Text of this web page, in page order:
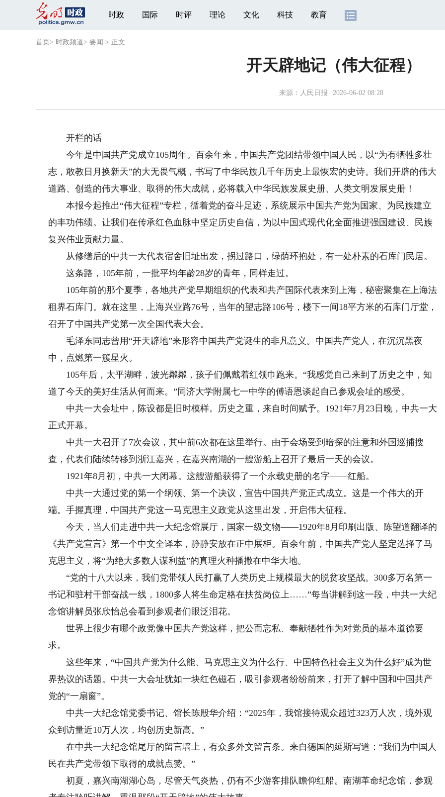
时政 国际 时评 理论 文化 科技 教育
首页 > 时政频道> 要闻 > 正文
开天辟地记（伟大征程）
来源： 人民日报 2026-06-02 08:28
开栏的话
今年是中国共产党成立105周年。百余年来，中国共产党团结带领中国人民，以“为有牺牲多壮
志，敢教日月换新天”的大无畏气概，书写了中华民族几千年历史上最恢宏的史诗。我们开辟的伟大
道路、创造的伟大事业、取得的伟大成就，必将载入中华民族发展史册、人类文明发展史册！
本报今起推出“伟大征程”专栏，循着党的奋斗足迹，系统展示中国共产党为国家、为民族建立
的丰功伟绩。让我们在传承红色血脉中坚定历史自信，为以中国式现代化全面推进强国建设、民族
复兴伟业贡献力量。
从修缮后的中共一大代表宿舍旧址出发，拐过路口，绿荫环抱处，有一处朴素的石库门民居。
这条路，105年前，一批平均年龄28岁的青年，同样走过。
105年前的那个夏季，各地共产党早期组织的代表和共产国际代表来到上海，秘密聚集在上海法
租界石库门。就在这里，上海兴业路76号，当年的望志路106号，楼下一间18平方米的石库门厅堂，
召开了中国共产党第一次全国代表大会。
毛泽东同志曾用“开天辟地”来形容中国共产党诞生的非凡意义。中国共产党人，在沉沉黑夜
中，点燃第一簇星火。
105年后，太平湖畔，波光粼粼，孩子们佩戴着红领巾跑来。“我感觉自己来到了历史之中，知
道了今天的美好生活从何而来。”同济大学附属七一中学的傅语恩谈起自己参观会址的感受。
中共一大会址中，陈设都是旧时模样。历史之重，来自时间赋予。1921年7月23日晚，中共一大
正式开幕。
中共一大召开了7次会议，其中前6次都在这里举行。由于会场受到暗探的注意和外国巡捕搜
查，代表们陆续转移到浙江嘉兴，在嘉兴南湖的一艘游船上召开了最后一天的会议。
1921年8月初，中共一大闭幕。这艘游船获得了一个永载史册的名字——红船。
中共一大通过党的第一个纲领、第一个决议，宣告中国共产党正式成立。这是一个伟大的开
端。手握真理，中国共产党这一马克思主义政党从这里出发，开启伟大征程。
今天，当人们走进中共一大纪念馆展厅，国家一级文物——1920年8月印刷出版、陈望道翻译的
《共产党宣言》第一个中文全译本，静静安放在正中展柜。百余年前，中国共产党人坚定选择了马
克思主义，将“为绝大多数人谋利益”的真理火种播撒在中华大地。
“党的十八大以来，我们党带领人民打赢了人类历史上规模最大的脱贫攻坚战。300多万名第一
书记和驻村干部奋战一线，1800多人将生命定格在扶贫岗位上……”每当讲解到这一段，中共一大纪
念馆讲解员张欣怡总会看到参观者们眼泛泪花。
世界上很少有哪个政党像中国共产党这样，把公而忘私、奉献牺牲作为对党员的基本道德要
求。
这些年来，“中国共产党为什么能、马克思主义为什么行、中国特色社会主义为什么好”成为世
界热议的话题。中共一大会址犹如一块红色磁石，吸引参观者纷纷前来，打开了解中国和中国共产
党的“一扇窗”。
中共一大纪念馆党委书记、馆长陈殷华介绍：“2025年，我馆接待观众超过323万人次，境外观
众到访量近10万人次，均创历史新高。”
在中共一大纪念馆尾厅的留言墙上，有众多外文留言条。来自德国的延斯写道：“我们为中国人
民在共产党带领下取得的成就点赞。”
初夏，嘉兴南湖湖心岛，尽管天气炎热，仍有不少游客排队瞻仰红船。南湖革命纪念馆，参观